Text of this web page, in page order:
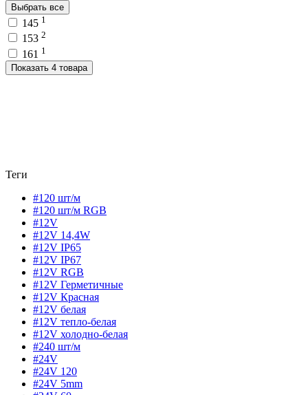
Выбрать все
145 1
153 2
161 1
Показать 4 товара
Теги
#120 шт/м
#120 шт/м RGB
#12V
#12V 14,4W
#12V IP65
#12V IP67
#12V RGB
#12V Герметичные
#12V Красная
#12V белая
#12V тепло-белая
#12V холодно-белая
#240 шт/м
#24V
#24V 120
#24V 5mm